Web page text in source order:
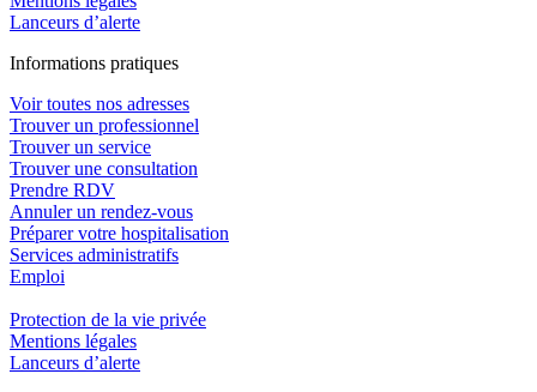
Lanceurs d’alerte
Informations pratiques
Voir toutes nos adresses
Trouver un professionnel
Trouver un service
Trouver une consultation
Prendre RDV
Annuler un rendez-vous
Préparer votre hospitalisation
Services administratifs
Emploi​
Protection de la vie privée
Mentions légales
Lanceurs d’alerte